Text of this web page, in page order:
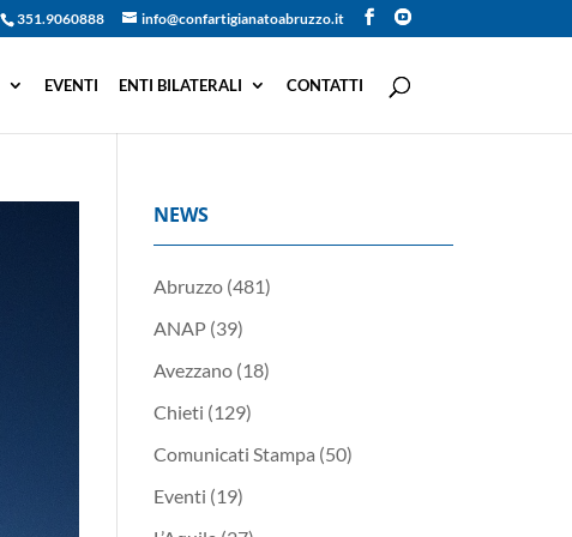
351.9060888 info@confartigianatoabruzzo.it
EVENTI ENTI BILATERALI CONTATTI
NEWS
Abruzzo(481)
ANAP(39)
Avezzano(18)
Chieti (129)
Comunicati Stampa (50)
Eventi (19)